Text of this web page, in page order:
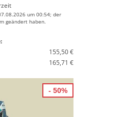
um 00:54; der
geändert haben.
155,50 €
165,71 €
- 50%